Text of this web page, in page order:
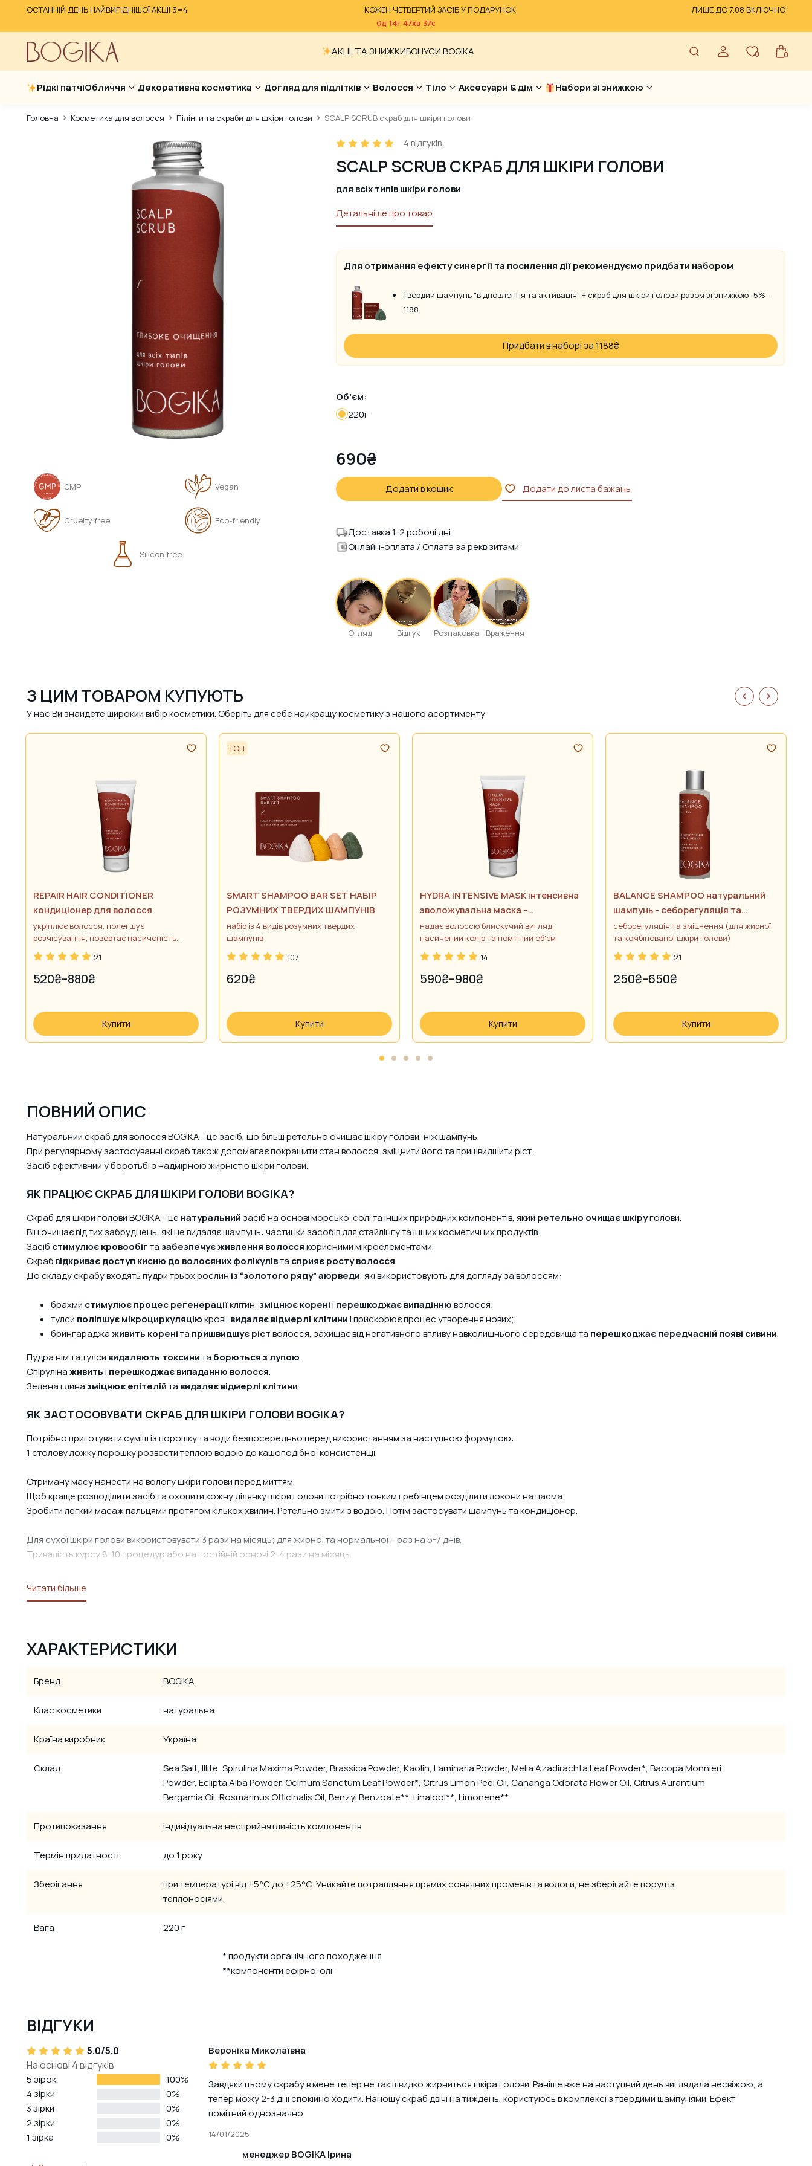
ОСТАННІЙ ДЕНЬ НАЙВИГІДНІШОЇ АКЦІЇ 3=4 КОЖЕН ЧЕТВЕРТИЙ ЗАСІБ У ПОДАРУНОК ЛИШЕ ДО 7.08 ВКЛЮЧНО
0д 14г 47хв 36с
АКЦІЇ ТА ЗНИЖКИБОНУСИ BOGIKA 0 0
Рідкі патчіОбличчя Декоративна косметика Догляд для підлітків Волосся Тіло Аксесуари & дім Набори зі знижкою
Головна Косметика для волосся Пілінги та скраби для шкіри голови SCALP SCRUB скраб для шкіри голови
GMP Vegan
Cruelty free Eco-friendly
Silicon free
4відгуків
SCALP SCRUB СКРАБ ДЛЯ ШКІРИ ГОЛОВИ
для всіх типів шкіри голови
Детальніше про товар
Для отримання ефекту синергії та посилення дії рекомендуємо придбати набором
Твердий шампунь "відновлення та активація" + скраб для шкіри голови разом зі знижкою -5% -
1188
Придбати в наборі за 1188₴
Об'єм:
220г
690₴
Додати в кошик Додати до листа бажань
Доставка 1-2 робочі дні
Онлайн-оплата / Оплата за реквізитами
Огляд Відгук Розпаковка Враження
З ЦИМ ТОВАРОМ КУПУЮТЬ
У нас Ви знайдете широкий вибір косметики. Оберіть для себе найкращу косметику з нашого асортименту
REPAIR HAIR CONDITIONER
кондиціонер для волосся
укріплює волосся, полегшує
розчісування, повертає насиченість
кольору
21
520₴–880₴
PRICE
520₴
THROUGH
Купити
ТОП
SMART SHAMPOO BAR SET НАБІР
РОЗУМНИХ ТВЕРДИХ ШАМПУНІВ
набір із 4 видів розумних твердих
шампунів
107
620₴
Купити
HYDRA INTENSIVE MASK інтенсивна
зволожувальна маска –
реконструкція та зміцнення
(прешампунь)
надає волоссю блискучий вигляд,
насичений колір та помітний об'єм
14
590₴–980₴
PRICE
590₴
THROUGH
980₴
Купити
BALANCE SHAMPOO натуральний
шампунь - себорегуляція та
зміцнення
себорегуляція та зміцнення (для жирної
та комбінованої шкіри голови)
21
250₴–650₴
PRICE
250₴
THROUGH
Купити
ПОВНИЙ ОПИС
Натуральний скраб для волосся BOGIKA - це засіб, що більш ретельно очищає шкіру голови, ніж шампунь.
При регулярному застосуванні скраб також допомагає покращити стан волосся, зміцнити його та пришвидшити ріст.
Засіб ефективний у боротьбі з надмірною жирністю шкіри голови.
ЯК ПРАЦЮЄ СКРАБ ДЛЯ ШКІРИ ГОЛОВИ BOGIKA?
Скраб для шкіри голови BOGIKA - це натуральнийзасіб на основі морської солі та інших природних компонентів, який ретельно очищає шкіруголови.
Він очищає від тих забруднень, які не видаляє шампунь: частинки засобів для стайлінгу та інших косметичних продуктів.
Засіб стимулює кровообігтазабезпечує живлення волоссякорисними мікроелементами.
Скраб відкриває доступ кисню до волосяних фолікулівта сприяє росту волосся.
До складу скрабу входять пудри трьох рослин із “золотого ряду” аюрведи, які використовують для догляду за волоссям:
брахми стимулює процес регенераціїклітин, зміцнює кореніі перешкоджаєвипадіннюволосся;
тулси поліпшує мікроциркуляціюкрові, видаляє відмерлі клітиниі прискорює процес утворення нових;
брингараджаживить кореніта пришвидшує рістволосся, захищає від негативного впливу навколишнього середовища та перешкоджає передчасній появі сивини.
Пудра нім та тулси видаляють токсинита борються з лупою.
Спірулінаживитьі перешкоджає випаданню волосся.
Зелена глиназміцнює епітелійта видаляє відмерлі клітини.
ЯК ЗАСТОСОВУВАТИ СКРАБ ДЛЯ ШКІРИ ГОЛОВИ BOGIKA?
Потрібно приготувати суміш із порошку та води безпосередньо перед використанням за наступною формулою:
1 столову ложку порошку розвести теплою водою до кашоподібної консистенції.
Отриману масу нанести на вологу шкіри голови перед миттям.
Щоб краще розподілити засіб та охопити кожну ділянку шкіри голови потрібно тонким гребінцем розділити локони на пасма.
Зробити легкий масаж пальцями протягом кількох хвилин. Ретельно змити з водою. Потім застосувати шампунь та кондиціонер.
Для сухої шкіри голови використовувати 3 рази на місяць; для жирної та нормальної – раз на 5-7 днів.
Тривалість курсу 8-10 процедур або на постійній основі 2-4 рази на місяць.
Читати більше
ХАРАКТЕРИСТИКИ
Бренд BOGIKA
Клас косметики натуральна
Країна виробник Україна
Склад
Sea Salt, Illite, Spirulina Maxima Powder, Brassica Powder, Kaolin, Laminaria Powder, Melia Azadirachta Leaf Powder*, Bacopa Monnieri
Powder, Eclipta Alba Powder, Ocimum Sanctum Leaf Powder*, Citrus Limon Peel Oil, Cananga Odorata Flower Oil, Citrus Aurantium
Bergamia Oil, Rosmarinus Officinalis Oil, Benzyl Benzoate**, Linalool**, Limonene**
Протипоказання індивідуальна несприйнятливість компонентів
Термін придатності до 1 року
Зберігання
при температурі від +5°С до +25°С. Уникайте потрапляння прямих сонячних променів та вологи, не зберігайте поруч із
теплоносіями.
Вага 220 г
* продукти органічного походження
**компоненти ефірної олії
ВІДГУКИ
5.0/5.0
На основі 4 відгуків
5 зірок
100%
4 зірки
0%
3 зірки
0%
2 зірки
0%
1 зірка
0%
Вероніка Миколаївна
Завдяки цьому скрабу в мене тепер не так швидко жирниться шкіра голови. Раніше вже на наступний день виглядала несвіжою, а
тепер можу 2-3 дні спокійно ходити. Наношу скраб двічі на тиждень, користуюсь в комплексі з твердими шампунями. Ефект
помітний однозначно
14/01/2025
менеджер BOGIKA Ірина